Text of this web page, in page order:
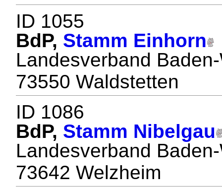
ID 1055
BdP, Stamm Einhorn
Landesverband
73550 Waldstetten
ID 1086
BdP, Stamm Nibelgau
Landesverband
73642 Welzheim